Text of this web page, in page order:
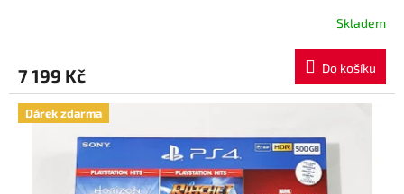
M
A
Skladem
7 199 Kč Do košíku
Dárek zdarma